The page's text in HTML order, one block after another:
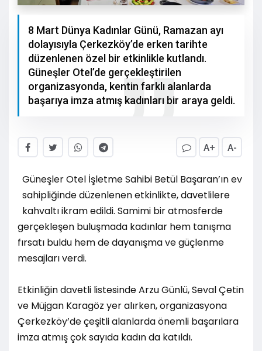
8 Mart Dünya Kadınlar Günü, Ramazan ayı
dolayısıyla Çerkezköy’de erken tarihte
düzenlenen özel bir etkinlikle kutlandı.
Güneşler Otel’de gerçekleştirilen
organizasyonda, kentin farklı alanlarda
başarıya imza atmış kadınları bir araya geldi.
A+ A-
Güneşler Otel İşletme Sahibi Betül Başaran’ın ev
sahipliğinde düzenlenen etkinlikte, davetlilere
kahvaltı ikram edildi. Samimi bir atmosferde
gerçekleşen buluşmada kadınlar hem tanışma
fırsatı buldu hem de dayanışma ve güçlenme
mesajları verdi.
Etkinliğin davetli listesinde Arzu Günlü, Seval Çetin
ve Müjgan Karagöz yer alırken, organizasyona
Çerkezköy’de çeşitli alanlarda önemli başarılara
imza atmış çok sayıda kadın da katıldı.